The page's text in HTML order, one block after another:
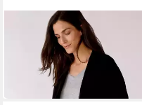
Wollmantel Mayson
219,00 € 249,00 €
in 2-3 Werktagen bei dir